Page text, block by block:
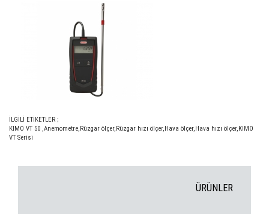
İLGİLİ ETİKETLER ;
KIMO VT 50 ,Anemometre,Rüzgar ölçer,Rüzgar hızı ölçer,Hava ölçer,Hava hızı ölçer,KIMO
VT Serisi
ÜRÜNLER